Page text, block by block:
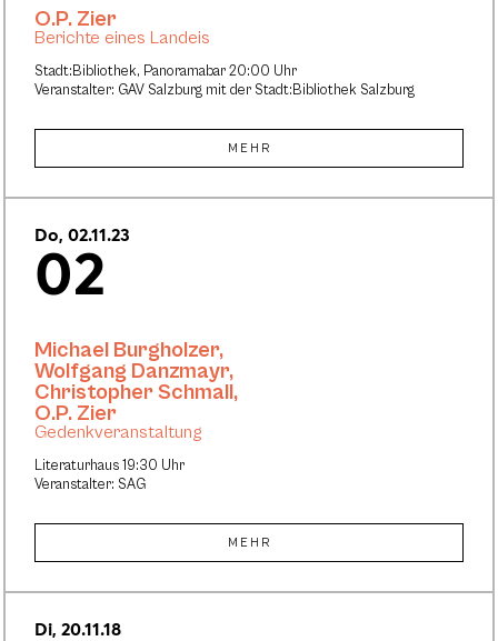
Stadt:Bibliothek, Panoramabar 20:00 Uhr
Veranstalter: GAV Salzburg mit der Stadt:Bibliothek Salzburg
O.P. Zier
Berichte eines Landeis
MEHR
Do, 02.11.23
02
Literaturhaus 19:30 Uhr
Veranstalter: SAG
Michael Burgholzer,
Wolfgang Danzmayr,
Christopher Schmall,
O.P. Zier
Gedenkveranstaltung
MEHR
Di, 20.11.18